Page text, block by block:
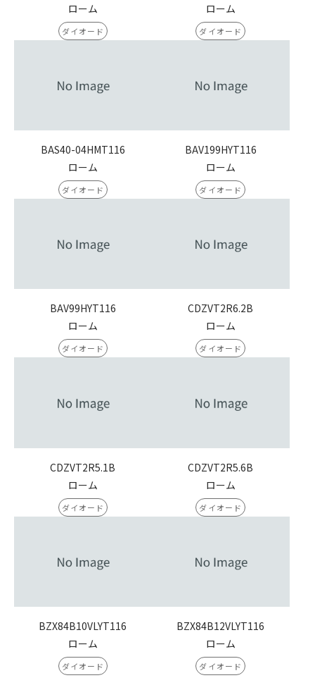
ローム
ダイオード
ローム
ダイオード
BAS40-04HMT116
ローム
ダイオード
BAV199HYT116
ローム
ダイオード
BAV99HYT116
ローム
ダイオード
CDZVT2R6.2B
ローム
ダイオード
CDZVT2R5.1B
ローム
ダイオード
CDZVT2R5.6B
ローム
ダイオード
BZX84B10VLYT116
ローム
ダイオード
BZX84B12VLYT116
ローム
ダイオード